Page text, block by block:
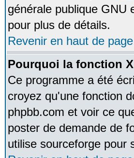
générale publique GNU
pour plus de détails.
Revenir en haut de page
Pourquoi la fonction
Ce programme a été
croyez qu'une fonction
phpbb.com et voir ce
poster de demande de
utilise sourceforge pour